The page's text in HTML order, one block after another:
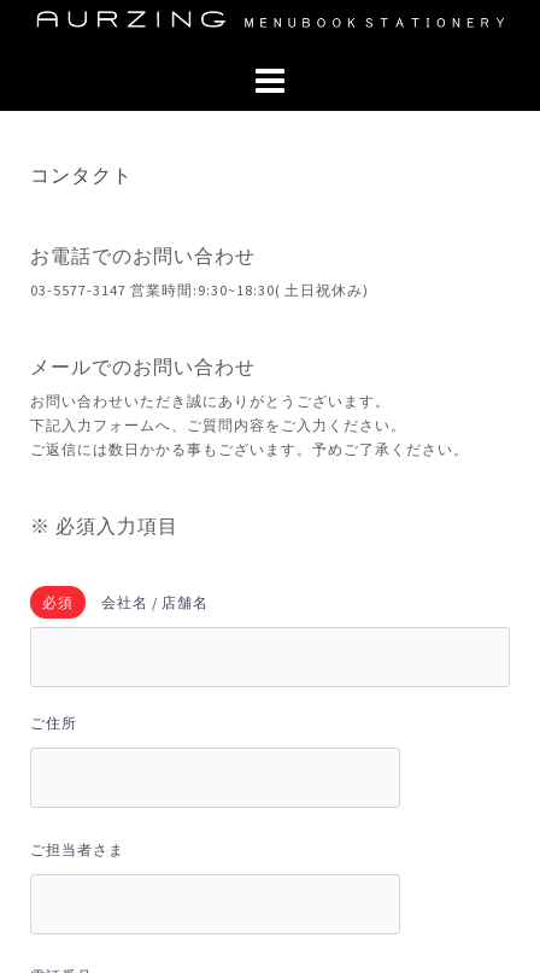
コンタクト
お電話でのお問い合わせ
03-5577-3147 営業時間:9:30~18:30( 土日祝休み)
メールでのお問い合わせ
お問い合わせいただき誠にありがとうございます。
下記入力フォームへ、ご質問内容をご入力ください。
ご返信には数日かかる事もございます。予めご了承ください。
※ 必須入力項目
必須 会社名 / 店舗名
ご住所
ご担当者さま